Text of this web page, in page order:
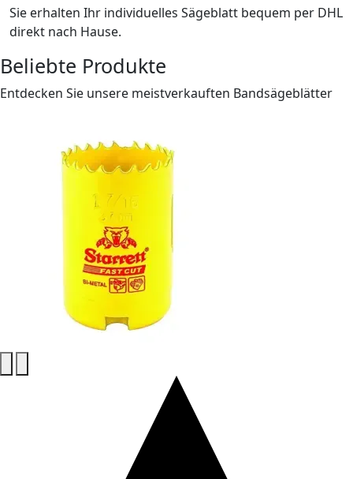
Sie erhalten Ihr individuelles Sägeblatt bequem per DHL
direkt nach Hause.
Beliebte Produkte
Entdecken Sie unsere meistverkauften Bandsägeblätter